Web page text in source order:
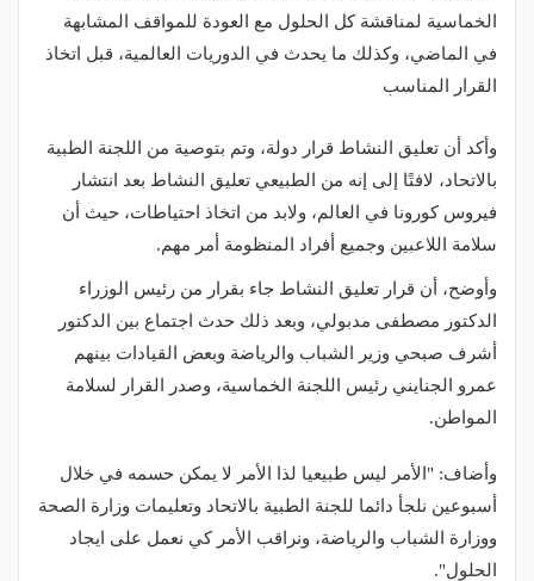
الخماسية لمناقشة كل الحلول مع العودة للمواقف المشابهة
في الماضي، وكذلك ما يحدث في الدوريات العالمية، قبل اتخاذ
القرار المناسب
وأكد أن تعليق النشاط قرار دولة، وتم بتوصية من اللجنة الطبية
بالاتحاد، لافتًا إلى إنه من الطبيعي تعليق النشاط بعد انتشار
فيروس كورونا في العالم، ولابد من اتخاذ احتياطات، حيث أن
سلامة اللاعبين وجميع أفراد المنظومة أمر مهم.
وأوضح، أن قرار تعليق النشاط جاء بقرار من رئيس الوزراء
الدكتور مصطفى مدبولي، وبعد ذلك حدث اجتماع بين الدكتور
أشرف صبحي وزير الشباب والرياضة وبعض القيادات بينهم
عمرو الجنايني رئيس اللجنة الخماسية، وصدر القرار لسلامة
المواطن.
وأضاف: "الأمر ليس طبيعيا لذا الأمر لا يمكن حسمه في خلال
أسبوعين نلجأ دائما للجنة الطبية بالاتحاد وتعليمات وزارة الصحة
ووزارة الشباب والرياضة، ونراقب الأمر كي نعمل على ايجاد
الحلول".